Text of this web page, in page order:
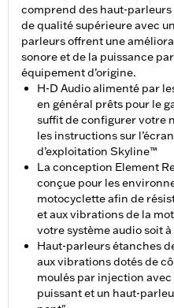
comprend des haut-
de qualité supérieure avec
parleurs offrent une
sonore et de la puissance
équipement d’origine.
H-D Audio alimenté par
en général prêts pour le
suffit de configurer votre
les instructions sur
d’exploitation Skyline™
La conception Element
conçue pour les
motocyclette afin de
et aux vibrations de la
votre système audio soit
Haut-parleurs étanches
aux vibrations dotés de
moulés par injection
puissant et un haut-